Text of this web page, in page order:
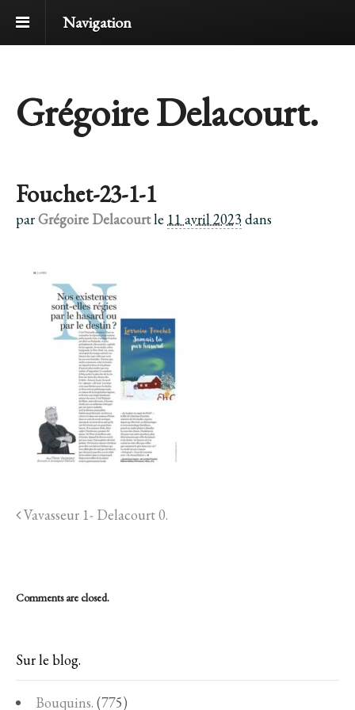
Navigation
Grégoire Delacourt.
Fouchet-23-1-1
parGrégoire Delacourtle 11 avril 2023dans
Vavasseur 1- Delacourt 0.
Comments are closed.
Sur le blog.
Bouquins. (775)